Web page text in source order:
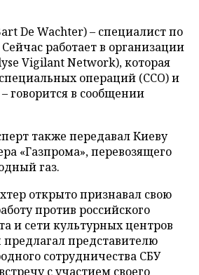
De Wachter) – специалист по
работает в организации
Vigilant Network), которая
операций (ССО) и
говорится в сообщении
также передавал Киеву
«Газпрома», перевозящего
газ.
открыто признавал свою
против российского
и сети культурных центров
представителю
сотрудничества СБУ
с участием своего